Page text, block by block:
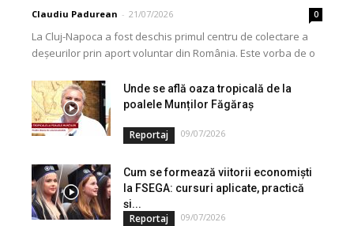
Claudiu Padurean - 21/07/2026 0
La Cluj-Napoca a fost deschis primul centru de colectare a
deșeurilor prin aport voluntar din România. Este vorba de o
Unde se află oaza tropicală de la
poalele Munților Făgăraș
Reportaj 09/07/2026
Cum se formează viitorii economiști
la FSEGA: cursuri aplicate, practică
și...
Reportaj 09/07/2026